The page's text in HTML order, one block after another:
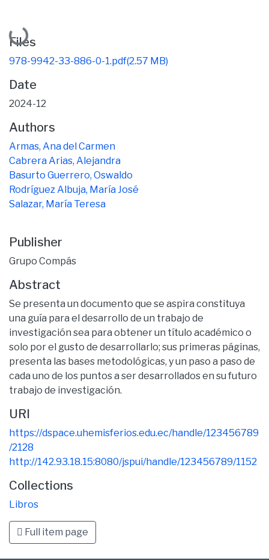
Loading...
Files
978-9942-33-886-0-1.pdf(2.57 MB)
Date
2024-12
Authors
Armas, Ana del Carmen
Cabrera Arias, Alejandra
Basurto Guerrero, Oswaldo
Rodríguez Albuja, María José
Salazar, María Teresa
Publisher
Grupo Compás
Abstract
Se presenta un documento que se aspira constituya
una guía para el desarrollo de un trabajo de
investigación sea para obtener un título académico o
solo por el gusto de desarrollarlo; sus primeras páginas,
presenta las bases metodológicas, y un paso a paso de
cada uno de los puntos a ser desarrollados en su futuro
trabajo de investigación.
URI
https://dspace.uhemisferios.edu.ec/handle/123456789
/2128
http://142.93.18.15:8080/jspui/handle/123456789/1152
Collections
Libros
Full item page